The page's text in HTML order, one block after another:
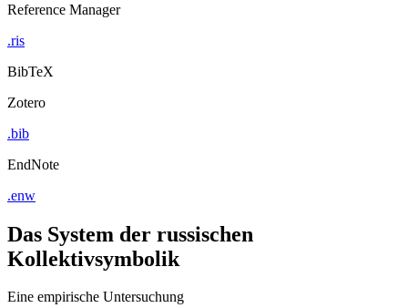
Reference Manager
.ris
BibTeX
Zotero
.bib
EndNote
.enw
Das System der russischen
Kollektivsymbolik
Eine empirische Untersuchung